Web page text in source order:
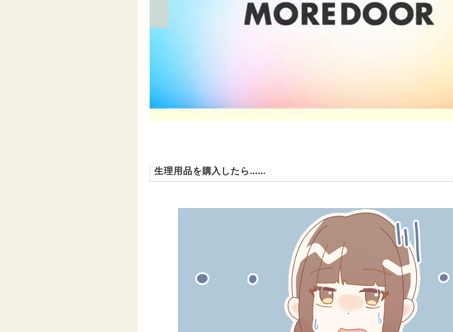
生理用品を購入したら……